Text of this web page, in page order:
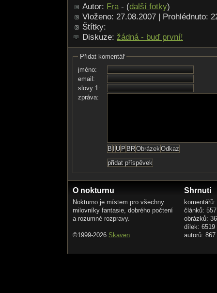
Autor: Fra- (další fotky)
Vloženo: 27.08.2007 | Prohlédnuto:
Štítky:
Diskuze: žádná - buď první!
Přidat komentář
jméno:
email:
slovy 1:
zpráva:
O nokturnu
Nokturno je místem pro všechny
milovníky fantasie, dobrého počtení
a rozumné rozpravy.
©1999-2026 Skaven
Shrnutí
článků: 557
obrázků:
dílek: 6519
autorů: 867